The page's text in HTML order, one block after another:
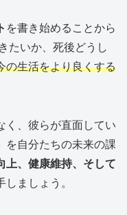
を書き始めることから
たいか、死後どうし
の生活をより良くする
く、彼らが直面してい
を自分たちの未来の課
上、健康維持、そして
しましょう。